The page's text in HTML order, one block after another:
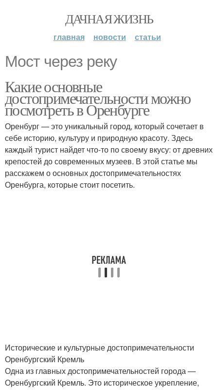
ДАЧНАЯ ЖИЗНЬ
главная новости статьи
Мост через реку
Какие основные
достопримечательности можно
посмотреть в Оренбурге
Оренбург — это уникальный город, который сочетает в
себе историю, культуру и природную красоту. Здесь
каждый турист найдет что-то по своему вкусу: от древних
крепостей до современных музеев. В этой статье мы
расскажем о основных достопримечательностях
Оренбурга, которые стоит посетить.
Исторические и культурные достопримечательности
Оренбургский Кремль
Одна из главных достопримечательностей города —
Оренбургский Кремль. Это историческое укрепление,